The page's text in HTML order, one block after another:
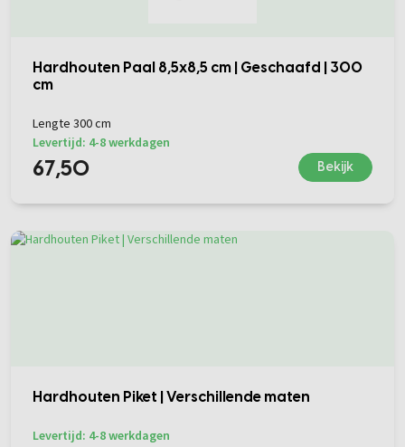
Hardhouten Paal 8,5x8,5 cm | Geschaafd | 300
cm
Lengte 300 cm
Levertijd: 4-8 werkdagen
67,50 Bekijk
Hardhouten Piket | Verschillende maten
Levertijd: 4-8 werkdagen